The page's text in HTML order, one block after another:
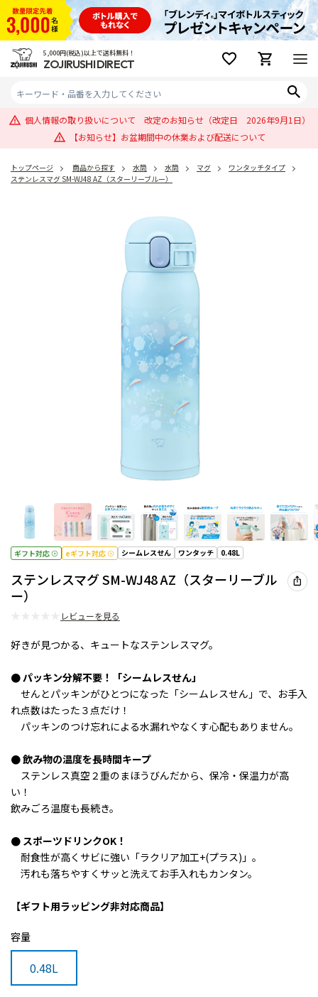
5,000円(税込)以上で送料無料！
ZOJIRUSHI DIRECT
個人情報の取り扱いについて 改定のお知らせ（改定日 2026年9月1日）
【お知らせ】お盆期間中の休業および配送について
トップページ 商品から探す 水筒 水筒 マグ
ワンタッチタイプ
ステンレスマグ SM-WJ48 AZ（スターリーブルー）
ギフト対応 eギフト対応 シームレスせん ワンタッチ 0.48L
ステンレスマグ SM-WJ48 AZ（スターリーブル
ー）
レビューを見る
好きが見つかる、 キュートなステンレスマグ。
● パッキン分解不要！「シームレスせん」
せんとパッキンがひとつになった「シームレスせん」で、お手入
れ点数はたった３点だけ！
パッキンのつけ忘れによる水漏れやなくす心配もありません。
● 飲み物の温度を長時間キープ
ステンレス真空２重のまほうびんだから、保冷・保温力が高
い！
飲みごろ温度も長続き。
● スポーツドリンクOK！
耐食性が高くサビに強い「ラクリア加工+(プラス)」。
汚れも落ちやすくサッと洗えてお手入れもカンタン。
【ギフト用ラッピング非対応商品】
容量
0.48L